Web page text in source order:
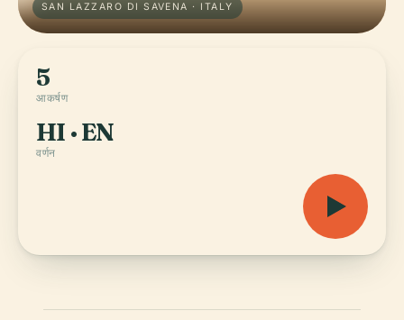
SAN LAZZARO DI SAVENA · ITALY
5
आकर्षण
HI · EN
वर्णन